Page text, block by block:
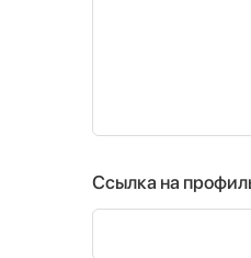
Ссылка на